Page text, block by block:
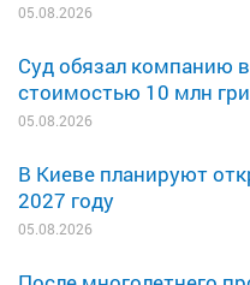
05.08.2026
Суд обязал компанию
стоимостью 10 млн
05.08.2026
В Киеве планируют
2027 году
05.08.2026